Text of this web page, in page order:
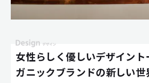
女性らしく優しいデザイン
ガニックブランドの新しい世